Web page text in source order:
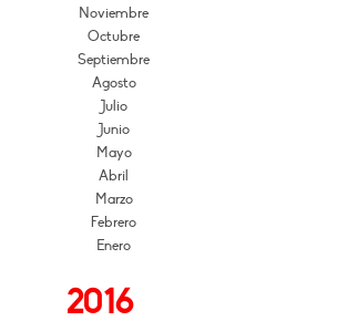
Noviembre
Octubre
Septiembre
Agosto
Julio
Junio
Mayo
Abril
Marzo
Febrero
Enero
2016